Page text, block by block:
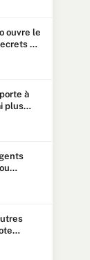
ouvre le
et
à
plus